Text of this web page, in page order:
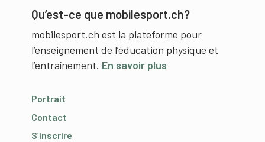
Qu’est-ce que mobilesport.ch?
mobilesport.ch est la plateforme pour
l’enseignement de l’éducation physique et
l’entraînement. En savoir plus
Portrait
Contact
S’inscrire